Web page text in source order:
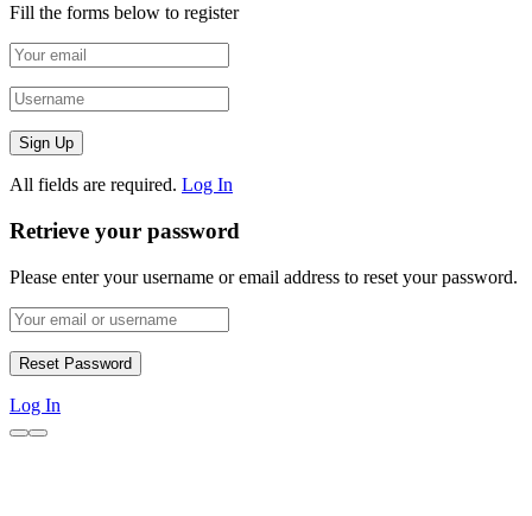
Fill the forms below to register
All fields are required. Log In
Retrieve your password
Please enter your username or email address to reset your password.
Log In